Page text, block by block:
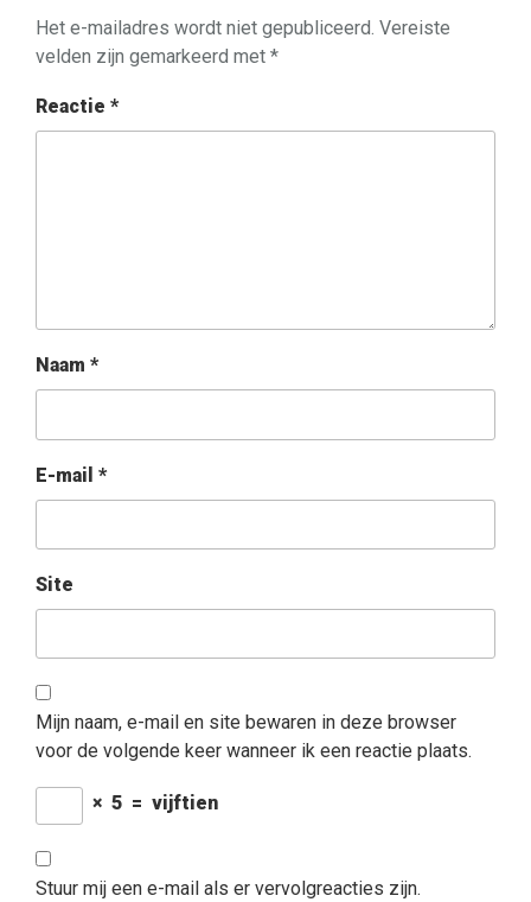
Het e-mailadres wordt niet gepubliceerd. Vereiste
velden zijn gemarkeerd met *
Reactie *
Naam *
E-mail *
Site
Mijn naam, e-mail en site bewaren in deze browser
voor de volgende keer wanneer ik een reactie plaats.
× 5 = vijftien
Stuur mij een e-mail als er vervolgreacties zijn.